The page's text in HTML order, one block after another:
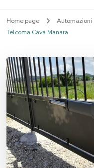
Home page Automazioni
Telcoma Cava Manara